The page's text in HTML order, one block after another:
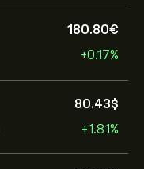
180.80‎€‎
+0.17%
80.43‎$‎
+1.81%